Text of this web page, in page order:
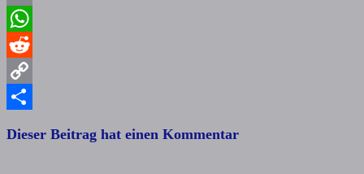
Email
WhatsApp
Reddit
Copy
Dieser Beitrag hat einen Kommentar